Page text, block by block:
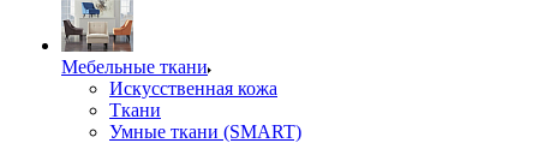
Мебельные ткани
Искусственная кожа
Ткани
Умные ткани (SMART)